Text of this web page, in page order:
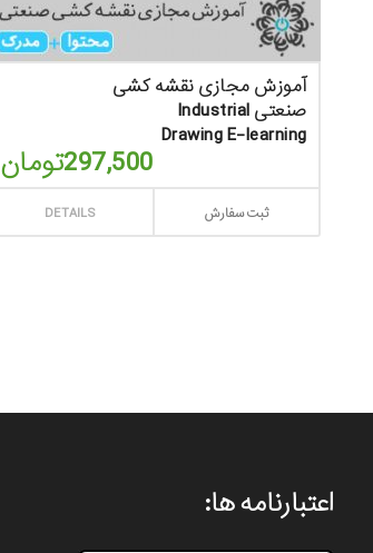
آموزش مجازی نقشه کشی
صنعتی Industrial
Drawing E-learning
297,500تومان
DETAILS ثبت سفارش
اعتبارنامه ها: